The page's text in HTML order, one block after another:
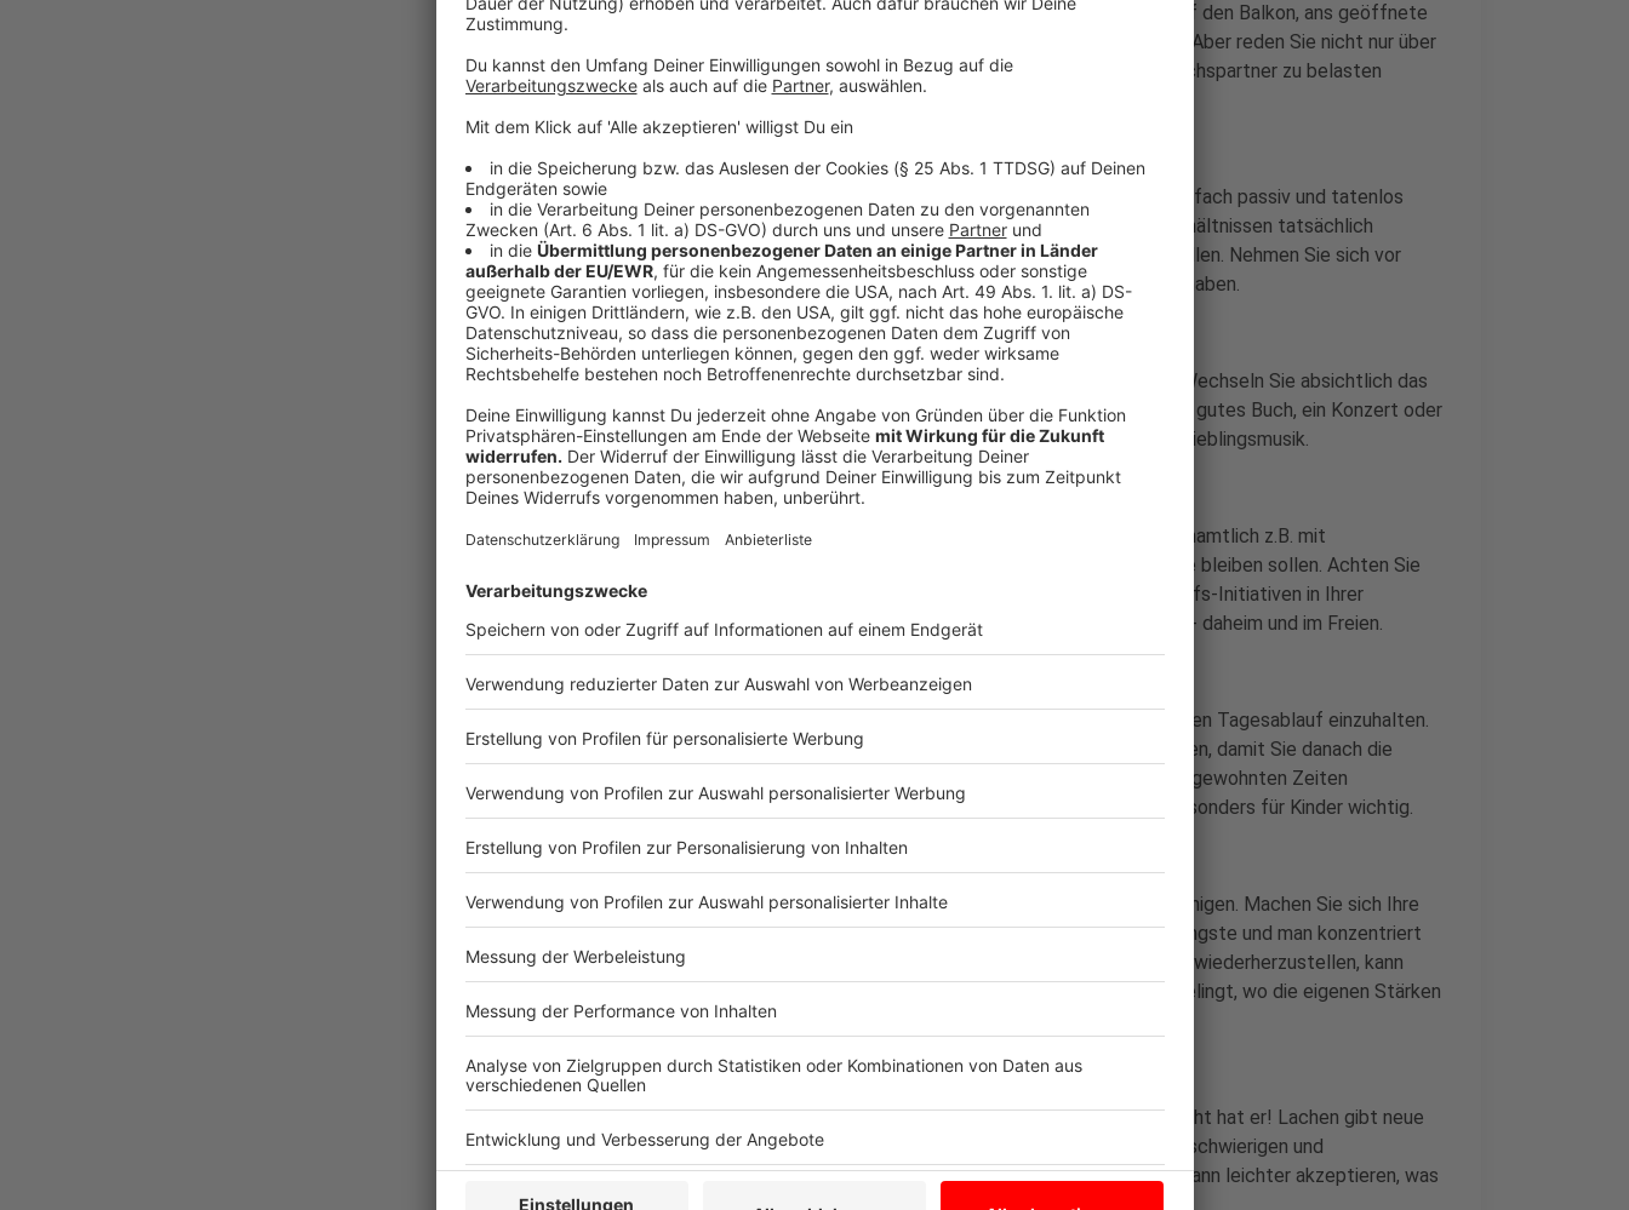
Telefonieren Sie, chatten Sie, skypen Sie oder stellen Sie sich auf den Balkon, ans geöffnete
Fenster oder an den Gartenzaun und reden Sie mit der Nachbarin. Aber reden Sie nicht nur über
Corona. Wechseln Sie das Thema, wenn es Sie oder Ihren Gesprächspartner zu belasten
scheint.
Das vermittelt Ihnen das Gefühl, dass Sie in Krisenzeiten nicht einfach passiv und tatenlos
bleiben müssen. Die Ziele müssen aber unter den derzeitigen Verhältnissen tatsächlich
erreichbar sein. Machen Sie dazu eine Liste, was Sie erledigen wollen. Nehmen Sie sich vor
allem die Sachen vor, die Sie schon lange vor sich hergeschoben haben.
Lenken Sie sich ab!
Beschäftigen Sie sich ganz bewusst nicht mit dem Coronavirus. Wechseln Sie absichtlich das
Gesprächsthema. Reden Sie über Ihre Hobbies, eine tolle App, ein gutes Buch, ein Konzert oder
einen interessanten Film. Hören Sie so oft als möglich auch Ihre Lieblingsmusik.
Bleiben Sie mit Kopf und Körper aktiv!
Sich treiben lassen schlägt aufs Gemüt. Engagieren Sie sich ehrenamtlich z.B. mit
Einkaufsdiensten für ältere Menschen, die gerade besser zuhause bleiben sollen. Achten Sie
auf Ihre Nachbarschaft und informieren Sie sich über mögliche Hilfs-Initiativen in Ihrer
nächsten Umgebung. Gehen Sie spazieren oder treiben Sie Sport - daheim und im Freien.
Halten Sie einen geregelten Tagesablauf ein!
Auch und gerade in Krisenzeiten ist es wichtig, einen gleichförmigen Tagesablauf einzuhalten.
Stehen Sie immer zur gleichen Zeit auf, erledigen Sie ihre Aufgaben, damit Sie danach die
Freizeit genießen können. Auch die Mahlzeiten sollten Sie zu den gewohnten Zeiten
einnehmen. Gehen Sie auch zur üblichen Zeit Schlafen. Das ist besonders für Kinder wichtig.
Schöpfen Sie zusätzliche Kraft!
Benutzen Sie Worte, die Ihnen und anderen Mut machen und beruhigen. Machen Sie sich Ihre
eigenen Stärken bewusst: In Krisen dominieren vornehmlich die Ängste und man konzentriert
sich auf das, was nicht funktioniert. Um den seelischen Ausgleich wiederherzustellen, kann
man sich ganz bewusst machen, was gut funktioniert oder was gelingt, wo die eigenen Stärken
liegen.
Behalten Sie Humor!
„Humor ist, wenn man trotzdem lacht!" sagte der Volksmund. Recht hat er! Lachen gibt neue
Hoffnung, ein Schmunzeln macht Vieles erträglicher. Wer auch in schwierigen und
angespannten Situationen zu einem Späßchen aufgelegt bleibt, kann leichter akzeptieren, was
sowieso gerade nicht zu ändern ist.